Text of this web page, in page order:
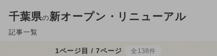
千葉県の新オープン・リニューアル
記事一覧
1ページ目 / 7ページ 全138件